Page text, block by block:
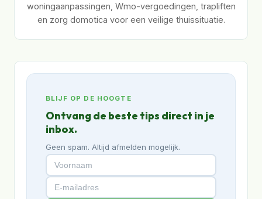
woningaanpassingen, Wmo-vergoedingen, trapliften
en zorg domotica voor een veilige thuissituatie.
BLIJF OP DE HOOGTE
Ontvang de beste tips direct in je
inbox.
Geen spam. Altijd afmelden mogelijk.